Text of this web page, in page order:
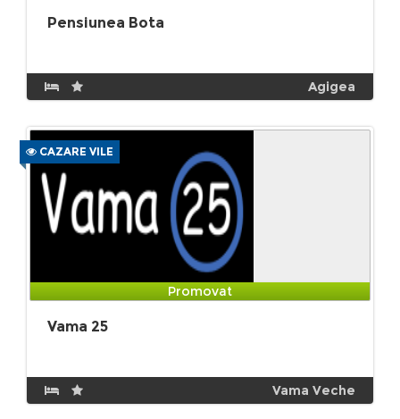
Pensiunea Bota
Agigea
CAZARE VILE
Promovat
Vama 25
Vama Veche